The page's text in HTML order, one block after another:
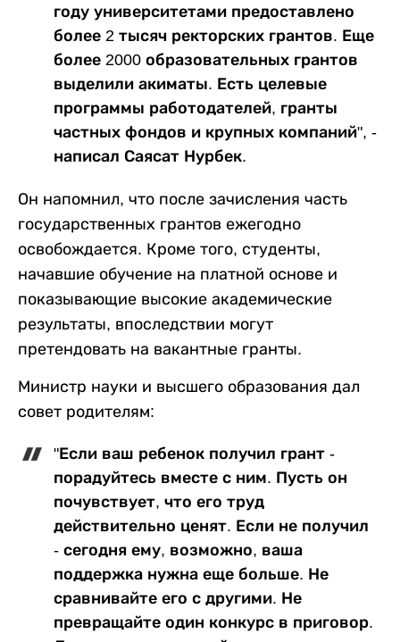
году университетами предоставлено
более 2 тысяч ректорских грантов. Еще
более 2000 образовательных грантов
выделили акиматы. Есть целевые
программы работодателей, гранты
частных фондов и крупных компаний", -
написал Саясат Нурбек.
Он напомнил, что после зачисления часть
государственных грантов ежегодно
освобождается. Кроме того, студенты,
начавшие обучение на платной основе и
показывающие высокие академические
результаты, впоследствии могут
претендовать на вакантные гранты.
Министр науки и высшего образования дал
совет родителям:
"Если ваш ребенок получил грант -
порадуйтесь вместе с ним. Пусть он
почувствует, что его труд
действительно ценят. Если не получил
- сегодня ему, возможно, ваша
поддержка нужна еще больше. Не
сравнивайте его с другими. Не
превращайте один конкурс в приговор.